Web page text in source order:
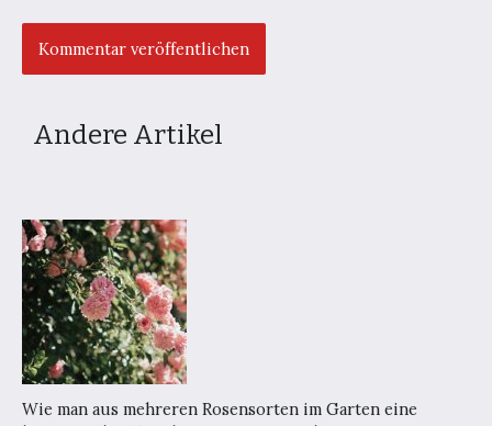
Andere Artikel
Wie man aus mehreren Rosensorten im Garten eine